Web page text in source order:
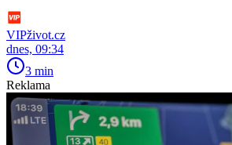
VIPživot.cz
dnes, 09:34
3 min
Reklama